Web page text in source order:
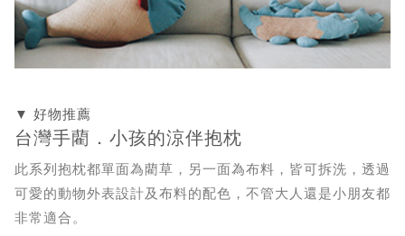
▼ 好物推薦
台灣手藺．小孩的涼伴抱枕
此系列抱枕都單面為藺草，另一面為布料，皆可拆洗，透過
可愛的動物外表設計及布料的配色，不管大人還是小朋友都
非常適合。